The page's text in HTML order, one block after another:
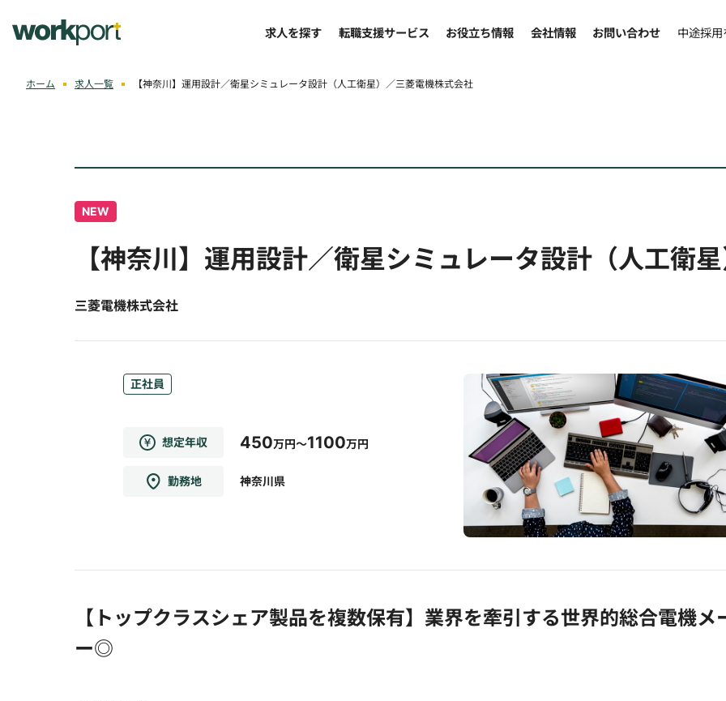
求人を探す 転職支援サービス お役立ち情報 会社情報 お問い合わせ 中途採
ホーム 求人一覧 【神奈川】運用設計／衛星シミュレータ設計（人工衛星）／三菱電機株式会社
NEW
【神奈川】運用設計／衛星シミュレータ設計（人工衛
三菱電機株式会社
正社員
想定年収 450万円～1100万円
勤務地 神奈川県
【トップクラスシェア製品を複数保有】業界を牽引する世界的総合電機メ
ー◎